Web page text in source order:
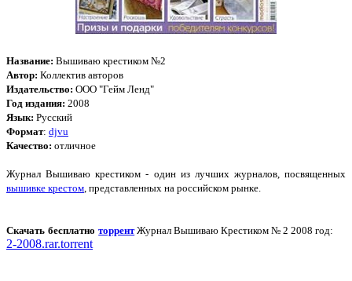
Название: Вышиваю крестиком №2
Автор: Коллектив авторов
Издательство: ООО "Гейм Ленд"
Год издания: 2008
Язык: Русский
Формат: djvu
Качество: отличное
Журнал Вышиваю крестиком - один из лучших журналов, посвященных
вышивке крестом , представленных на российском рынке.
Скачать бесплатноторрентЖурнал Вышиваю Крестиком № 2 2008 год:
2-2008.rar.torrent